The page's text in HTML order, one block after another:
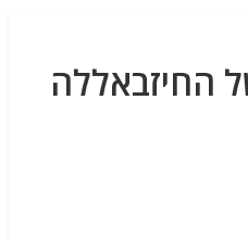
החיזבאללה